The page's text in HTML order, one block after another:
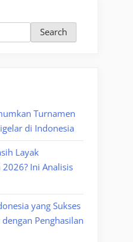
Search
Turnamen
di Indonesia
Layak
Ini Analisis
yang Sukses
Penghasilan